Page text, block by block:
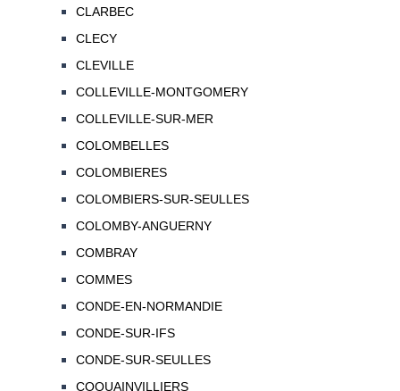
CLARBEC
CLECY
CLEVILLE
COLLEVILLE-MONTGOMERY
COLLEVILLE-SUR-MER
COLOMBELLES
COLOMBIERES
COLOMBIERS-SUR-SEULLES
COLOMBY-ANGUERNY
COMBRAY
COMMES
CONDE-EN-NORMANDIE
CONDE-SUR-IFS
CONDE-SUR-SEULLES
COQUAINVILLIERS